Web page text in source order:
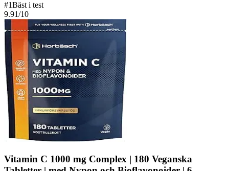
#1Bäst i test
9.91/10
Vitamin C 1000 mg Complex | 180 Veganska